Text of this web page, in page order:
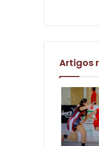
Artigos